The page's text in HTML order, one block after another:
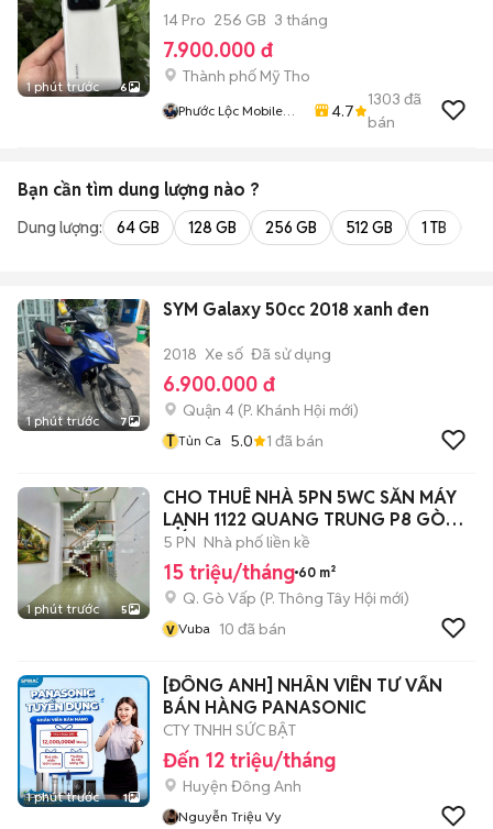
1 phút trước 6
14 Pro 256 GB 3 tháng
7.900.000 đ
Thành phố Mỹ Tho
Phước Lộc Mobile
4.7
1303 đã
bán
Bạn cần tìm dung lượng nào ?
Dung lượng: 64 GB 128 GB 256 GB 512 GB 1 TB
1 phút trước 7
SYM Galaxy 50cc 2018 xanh đen
2018 Xe số Đã sử dụng
6.900.000 đ
Quận 4 (P. Khánh Hội mới)
T Tủn Ca 5.0 1 đã bán
1 phút trước 5
CHO THUÊ NHÀ 5PN 5WC SẴN MÁY
LẠNH 1122 QUANG TRUNG P8 GÒ
VẤP
5 PN Nhà phố liền kề
15 triệu/tháng 60 m²
Q. Gò Vấp (P. Thông Tây Hội mới)
v Vuba 10 đã bán
1 phút trước 1
[ĐÔNG ANH] NHÂN VIÊN TƯ VẤN
BÁN HÀNG PANASONIC
CTY TNHH SỨC BẬT
Đến 12 triệu/tháng
Huyện Đông Anh
Nguyễn Triệu Vy